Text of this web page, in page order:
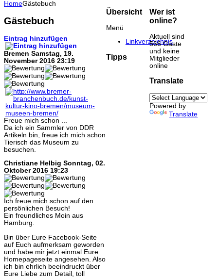
HomeGästebuch
Gästebuch
Eintrag hinzufügen
Bremen Samstag, 19.
November 2016 23:19
Freue mich schon ...
Da ich ein Sammler von DDR
Artikeln bin, freue ich mich schon
Tierisch das Museum zu
besuchen.
Christiane Helbig Sonntag, 02.
Oktober 2016 19:23
Ich freue mich schon auf den
persönlichen Besuch!
Ein freundliches Moin aus
Hamburg.
Bin über Eure Facebook-Seite
auf Euch aufmerksam geworden
und habe mir jetzt einmal Eure
Homepageseite angesehen. Also
ich bin ehrlich beeindruckt über
Eure Liebe zum Detail, toll
Übersicht
Menü
Linkverzeichnis
Tipps
Wer ist
online?
Aktuell sind
566 Gäste
und keine
Mitglieder
online
Translate
Powered by
Translate